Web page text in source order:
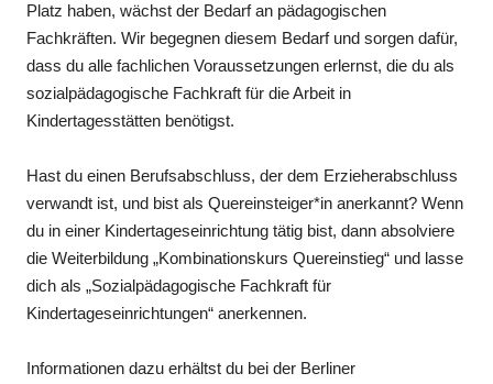
Platz haben, wächst der Bedarf an pädagogischen
Fachkräften. Wir begegnen diesem Bedarf und sorgen dafür,
dass du alle fachlichen Voraussetzungen erlernst, die du als
sozialpädagogische Fachkraft für die Arbeit in
Kindertagesstätten benötigst.
Hast du einen Berufsabschluss, der dem Erzieherabschluss
verwandt ist, und bist als Quereinsteiger*in anerkannt? Wenn
du in einer Kindertageseinrichtung tätig bist, dann absolviere
die Weiterbildung „Kombinationskurs Quereinstieg“ und lasse
dich als „Sozialpädagogische Fachkraft für
Kindertageseinrichtungen“ anerkennen.
Informationen dazu erhältst du bei der Berliner